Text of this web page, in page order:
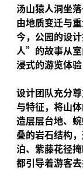
汤山猿人洞坐
由地质变迁与
今，公园的设
人”的故事从
浸式的游览体
设计团队充分
与特征，将山
造层层台地、
叠的岩石结构
泊、紫藤花径
都引导着游客